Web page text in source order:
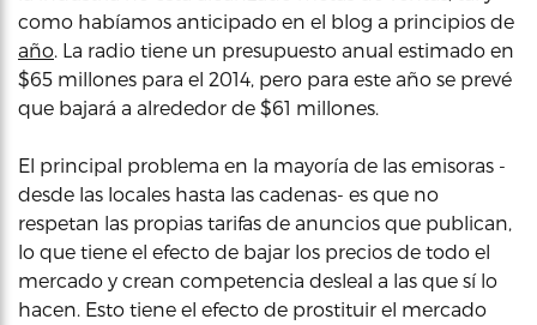
como habíamos anticipado en el blog a principios de
año. La radio tiene un presupuesto anual estimado en
$65 millones para el 2014, pero para este año se prevé
que bajará a alrededor de $61 millones.
El principal problema en la mayoría de las emisoras -
desde las locales hasta las cadenas- es que no
respetan las propias tarifas de anuncios que publican,
lo que tiene el efecto de bajar los precios de todo el
mercado y crean competencia desleal a las que sí lo
hacen. Esto tiene el efecto de prostituir el mercado